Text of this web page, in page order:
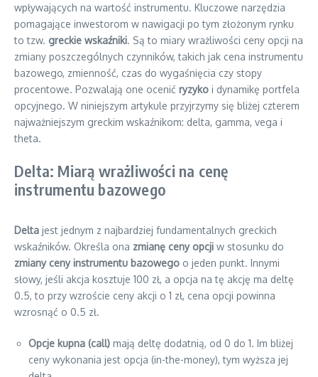
wpływających na wartość instrumentu. Kluczowe narzędzia
pomagające inwestorom w nawigacji po tym złożonym rynku
to tzw. greckie wskaźniki. Są to miary wrażliwości ceny opcji na
zmiany poszczególnych czynników, takich jak cena instrumentu
bazowego, zmienność, czas do wygaśnięcia czy stopy
procentowe. Pozwalają one ocenić ryzyko i dynamikę portfela
opcyjnego. W niniejszym artykule przyjrzymy się bliżej czterem
najważniejszym greckim wskaźnikom: delta, gamma, vega i
theta.
Delta: Miarą wrażliwości na cenę
instrumentu bazowego
Delta jest jednym z najbardziej fundamentalnych greckich
wskaźników. Określa ona zmianę ceny opcji w stosunku do
zmiany ceny instrumentu bazowego o jeden punkt. Innymi
słowy, jeśli akcja kosztuje 100 zł, a opcja na tę akcję ma deltę
0.5, to przy wzroście ceny akcji o 1 zł, cena opcji powinna
wzrosnąć o 0.5 zł.
Opcje kupna (call) mają deltę dodatnią, od 0 do 1. Im bliżej
ceny wykonania jest opcja (in-the-money), tym wyższa jej